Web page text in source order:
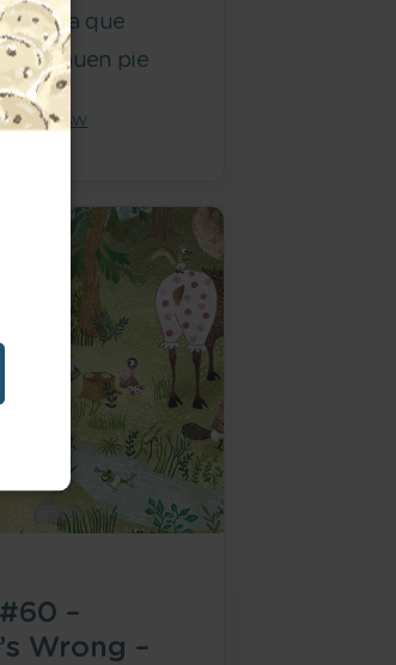
para que
con buen pie
SHAW
–
Wrong –